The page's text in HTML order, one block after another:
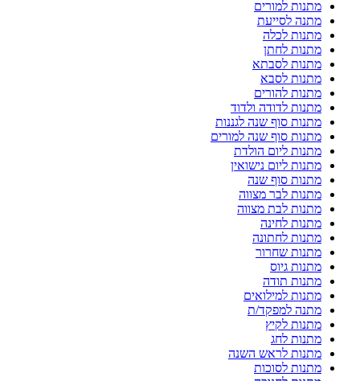
מתנות למורים
מתנה לסייעת
מתנות לכלה
מתנות לחתן
מתנות לסבתא
מתנות לסבא
מתנות להורים
מתנות לדודה ולדוד
מתנות סוף שנה לגננות
מתנות סוף שנה למורים
מתנות ליום הולדת
מתנות ליום נישואין
מתנות סוף שנה
מתנות לבר מצווה
מתנות לבת מצווה
מתנות לחינה
מתנות לחתונה
מתנות שחרור
מתנות גיוס
מתנות תודה
מתנות למילואים
מתנה למפקד/ת
מתנות לקיץ
מתנות לחג
מתנות לראש השנה
מתנות לסוכות